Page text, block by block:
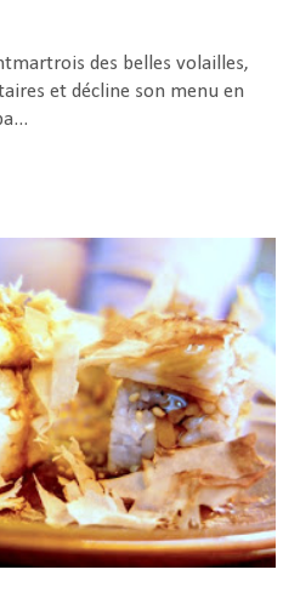
des belles volailles,
et décline son menu en